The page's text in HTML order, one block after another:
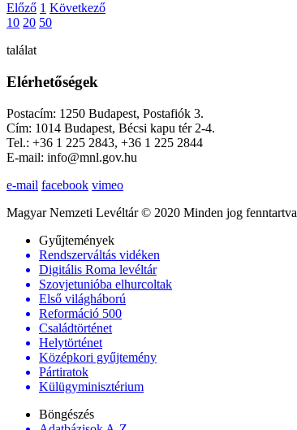
Előző 1 Következő
10 20 50
találat
Elérhetőségek
Postacím: 1250 Budapest, Postafiók 3.
Cím: 1014 Budapest, Bécsi kapu tér 2-4.
Tel.: +36 1 225 2843, +36 1 225 2844
E-mail: info@mnl.gov.hu
e-mail facebook vimeo
Magyar Nemzeti Levéltár © 2020 Minden jog fenntartva
Gyűjtemények
Rendszerváltás vidéken
Digitális Roma levéltár
Szovjetunióba elhurcoltak
Első világháború
Reformáció 500
Családtörténet
Helytörténet
Középkori gyűjtemény
Pártiratok
Külügyminisztérium
Böngészés